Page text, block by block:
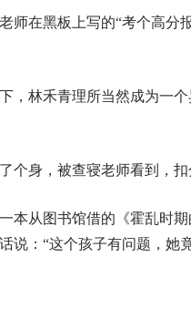
师在黑板上写的“考个高分
，林禾青理所当然成为一
个身，被查寝老师看到，扣
本从图书馆借的《霍乱时
说：“这个孩子有问题，她